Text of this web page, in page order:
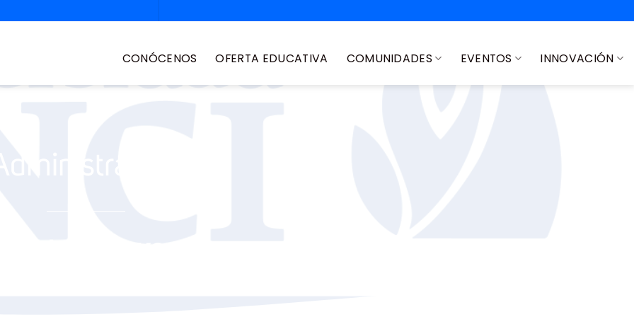
CONÓCENOS OFERTA EDUCATIVA COMUNIDADES EVENTOS INNOVACIÓN